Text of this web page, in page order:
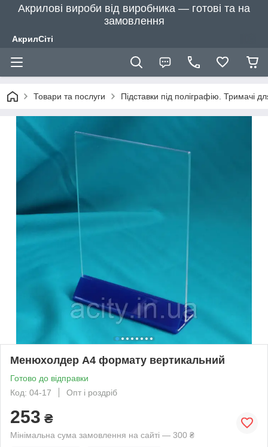
Акрилові вироби від виробника — готові та на
замовлення
АкрилСіті
Товари та послуги Підставки під поліграфію. Тримачі
Менюхолдер А4 формату вертикальний
Готово до відправки
Код: 04-17
Опт і роздріб
253 ₴
Мінімальна сума замовлення на сайті — 300 ₴